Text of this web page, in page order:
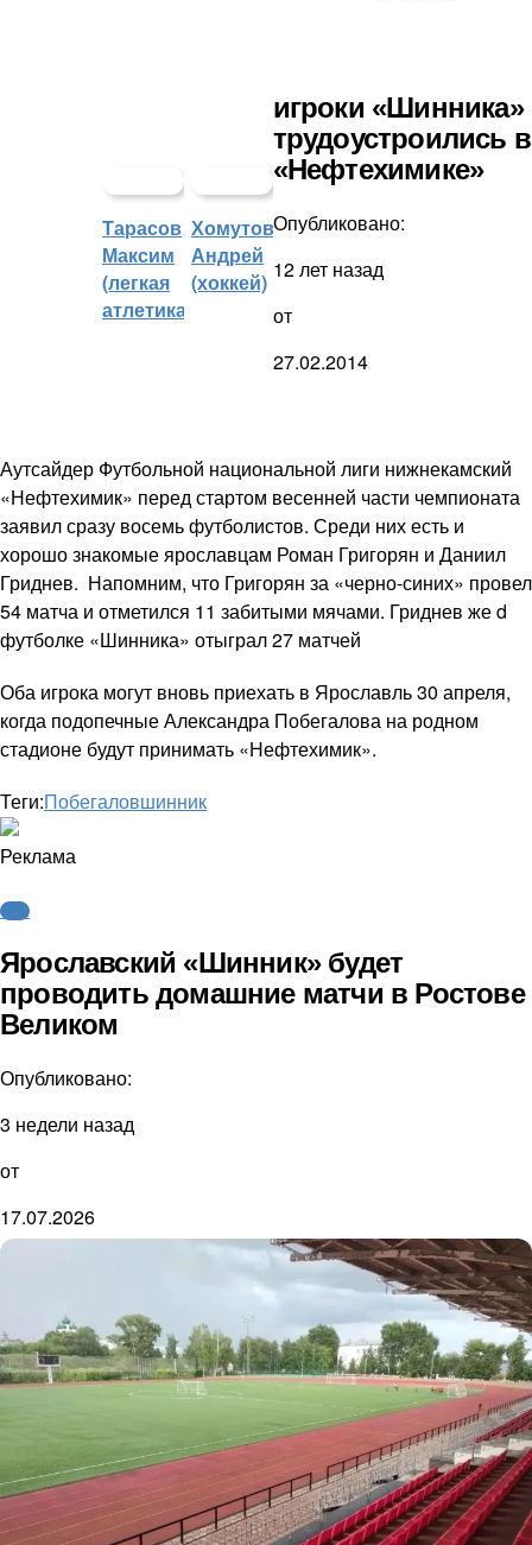
Тарасов
Максим
(легкая
атлетика)
Хомутов
Андрей
(хоккей)
игроки «Шинника»
трудоустроились в
«Нефтехимике»
Опубликовано:
12 лет назад
от
27.02.2014
Аутсайдер Футбольной национальной лиги нижнекамский
«Нефтехимик» перед стартом весенней части чемпионата
заявил сразу восемь футболистов. Среди них есть и
хорошо знакомые ярославцам Роман Григорян и Даниил
Гриднев. Напомним, что Григорян за «черно-синих» провел
54 матча и отметился 11 забитыми мячами. Гриднев же d
футболке «Шинника» отыграл 27 матчей
Оба игрока могут вновь приехать в Ярославль 30 апреля,
когда подопечные Александра Побегалова на родном
стадионе будут принимать «Нефтехимик».
Теги:Побегаловшинник
Реклама
ФНЛ
Ярославский «Шинник» будет
проводить домашние матчи в Ростове
Великом
Опубликовано:
3 недели назад
от
17.07.2026